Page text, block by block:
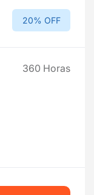
20% OFF
360 Horas